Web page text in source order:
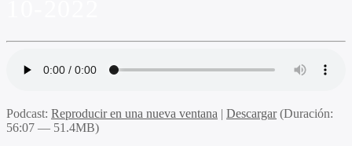
Podcast: Reproducir en una nueva ventana | Descargar(Duración:
56:07 — 51.4MB)